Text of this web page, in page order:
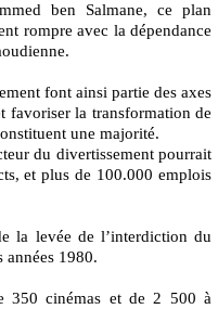
ben Salmane, ce plan
rompre avec la dépendance
font ainsi partie des axes
favoriser la transformation de
une majorité.
du divertissement pourrait
et plus de 100.000 emplois
la levée de l’interdiction du
années 1980.
350 cinémas et de 2 500 à